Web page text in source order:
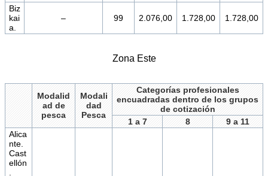
Biz
kai
a.
– 99 2.076,00 1.728,00 1.728,00
Zona Este
Modalid
ad de
pesca
Modali
dad
Pesca
Categorías profesionales
encuadradas dentro de los grupos
de cotización
1 a 7
8
9 a 11
Alica
nte.
Cast
ellón